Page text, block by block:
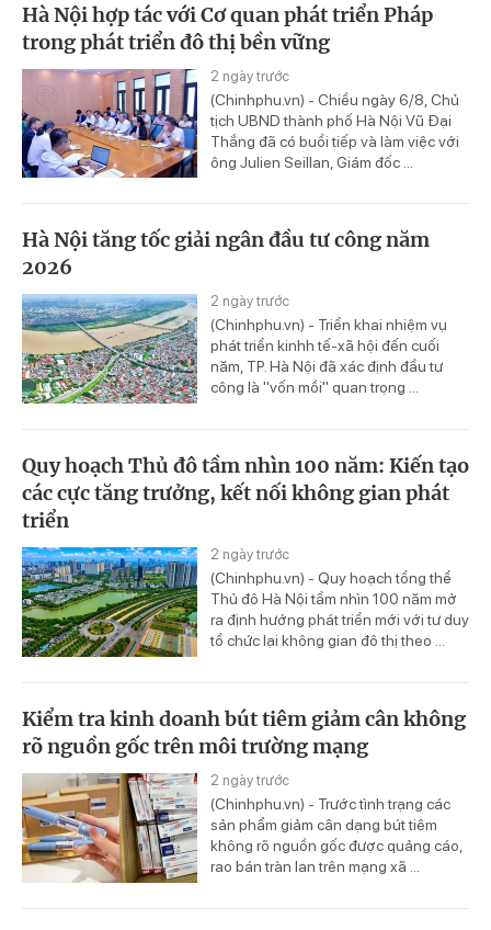
Hà Nội hợp tác với Cơ quan phát triển Pháp
trong phát triển đô thị bền vững
2 ngày trước
(Chinhphu.vn) - Chiều ngày 6/8, Chủ
tịch UBND thành phố Hà Nội Vũ Đại
Thắng đã có buổi tiếp và làm việc với
ông Julien Seillan, Giám đốc ...
Hà Nội tăng tốc giải ngân đầu tư công năm
2026
2 ngày trước
(Chinhphu.vn) - Triển khai nhiệm vụ
phát triển kinhh tế-xã hội đến cuối
năm, TP. Hà Nội đã xác định đầu tư
công là "vốn mồi" quan trọng ...
Quy hoạch Thủ đô tầm nhìn 100 năm: Kiến tạo
các cực tăng trưởng, kết nối không gian phát
triển
2 ngày trước
(Chinhphu.vn) - Quy hoạch tổng thể
Thủ đô Hà Nội tầm nhìn 100 năm mở
ra định hướng phát triển mới với tư duy
tổ chức lại không gian đô thị theo ...
Kiểm tra kinh doanh bút tiêm giảm cân không
rõ nguồn gốc trên môi trường mạng
2 ngày trước
(Chinhphu.vn) - Trước tình trạng các
sản phẩm giảm cân dạng bút tiêm
không rõ nguồn gốc được quảng cáo,
rao bán tràn lan trên mạng xã ...